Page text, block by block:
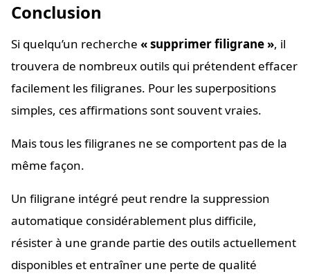
Conclusion
Si quelqu’un recherche « supprimer filigrane », il
trouvera de nombreux outils qui prétendent effacer
facilement les filigranes. Pour les superpositions
simples, ces affirmations sont souvent vraies.
Mais tous les filigranes ne se comportent pas de la
même façon.
Un filigrane intégré peut rendre la suppression
automatique considérablement plus difficile,
résister à une grande partie des outils actuellement
disponibles et entraîner une perte de qualité